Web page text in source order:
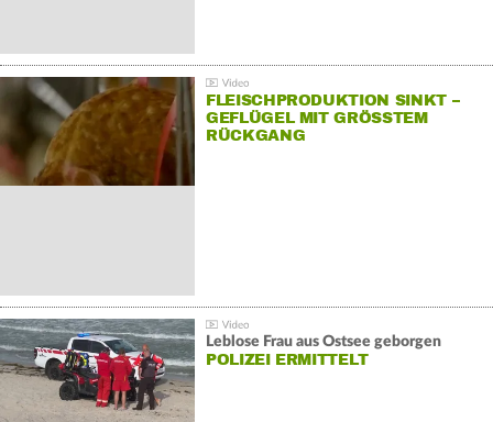
FLEISCHPRODUKTION SINKT –
GEFLÜGEL MIT GRÖSSTEM R
ÜCKGANG
Leblose Frau aus Ostsee geborgen
POLIZEI ERMITTELT